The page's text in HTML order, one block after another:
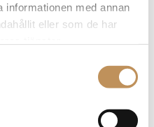
informationen med annan
eller som de har
has occurred (see the
information)